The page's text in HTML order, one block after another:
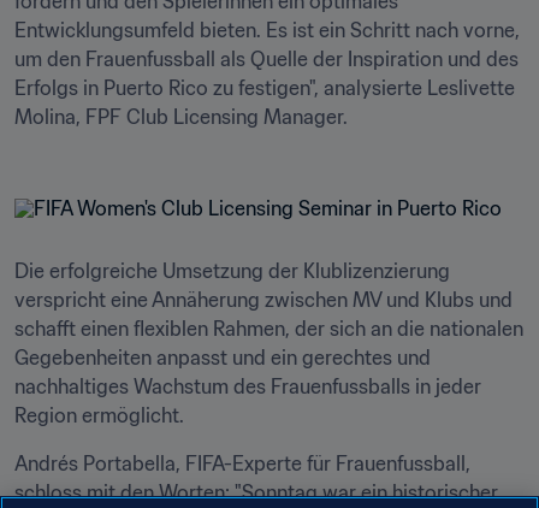
Entwicklungsumfeld bieten. Es ist ein Schritt nach vorne,
um den Frauenfussball als Quelle der Inspiration und des
Erfolgs in Puerto Rico zu festigen", analysierte Leslivette
Molina, FPF Club Licensing Manager.
Die erfolgreiche Umsetzung der Klublizenzierung
verspricht eine Annäherung zwischen MV und Klubs und
schafft einen flexiblen Rahmen, der sich an die nationalen
Gegebenheiten anpasst und ein gerechtes und
nachhaltiges Wachstum des Frauenfussballs in jeder
Region ermöglicht.
Andrés Portabella, FIFA-Experte für Frauenfussball,
schloss mit den Worten: "Sonntag war ein historischer